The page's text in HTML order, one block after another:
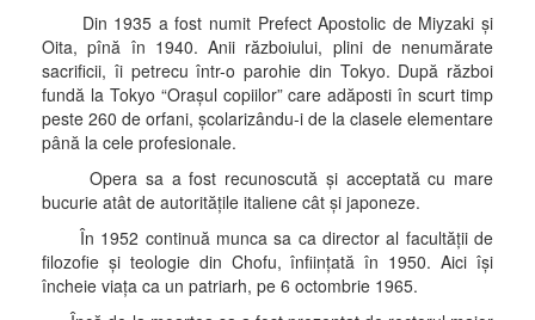
Din 1935 a fost numit Prefect Apostolic de Miyzaki şi
Oita, pînă în 1940. Anii războiului, plini de nenumărate
sacrificii, îi petrecu într-o parohie din Tokyo. După război
fundă la Tokyo “Oraşul copiilor” care adăposti în scurt timp
peste 260 de orfani, şcolarizându-i de la clasele elementare
până la cele profesionale.
Opera sa a fost recunoscută şi acceptată cu mare
bucurie atât de autorităţile italiene cât şi japoneze.
În 1952 continuă munca sa ca director al facultăţii de
filozofie şi teologie din Chofu, înfiinţată în 1950. Aici îşi
încheie viaţa ca un patriarh, pe 6 octombrie 1965.